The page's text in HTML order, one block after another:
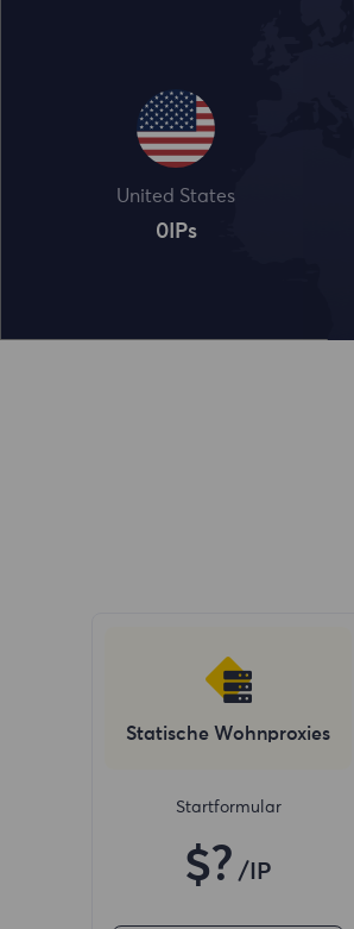
United States
0IPs
Statische Wohnproxies
Startformular
$? /IP